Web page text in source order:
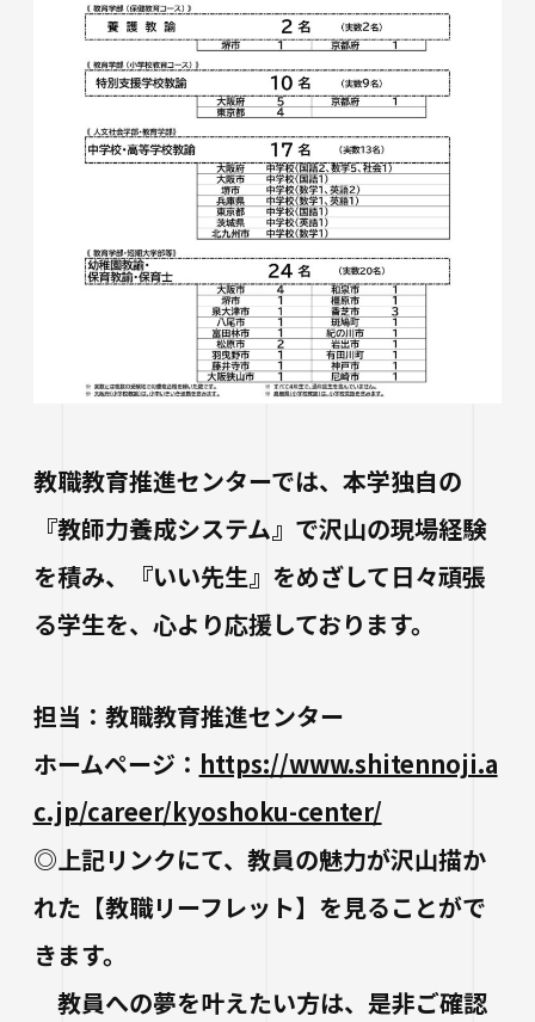
教職教育推進センターでは、本学独自の
『教師力養成システム』で沢山の現場経験
を積み、『いい先生』をめざして日々頑張
る学生を、心より応援しております。
担当：教職教育推進センター
ホームページ： https://www.shitennoji.a
c.jp/career/kyoshoku-center/
◎上記リンクにて、教員の魅力が沢山描か
れた【教職リーフレット】を見ることがで
きます。
教員への夢を叶えたい方は、是非ご確認